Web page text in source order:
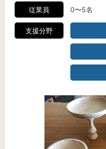
従業員 0〜5名
支援分野